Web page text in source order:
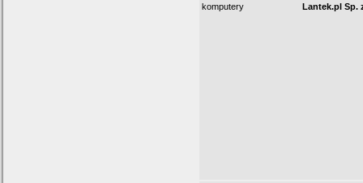
komputery Lantek.pl Sp.